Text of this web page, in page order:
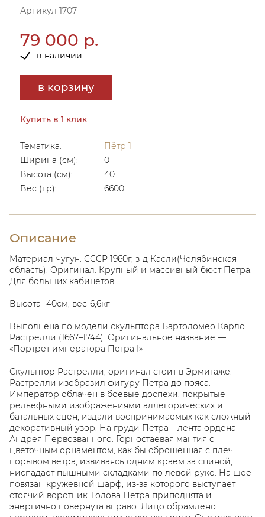
Артикул 1707
79 000 р.
в наличии
в корзину
Купить в 1 клик
Тематика:
Пётр 1
Ширина (см):
0
Высота (см):
40
Вес (гр):
6600
Описание
Материал-чугун. СССР 1960г, з-д Касли(Челябинская
область). Оригинал. Крупный и массивный бюст Петра.
Для больших кабинетов.
Высота- 40см; вес-6,6кг
Выполнена по модели скульптора Бартоломео Карло
Растрелли (1667–1744). Оригинальное название —
«Портрет императора Петра I»
Скульптор Растрелли, оригинал стоит в Эрмитаже.
Растрелли изобразил фигуру Петра до пояса.
Император облачён в боевые доспехи, покрытые
рельефными изображениями аллегорических и
батальных сцен, издали воспринимаемых как сложный
декоративный узор. На груди Петра – лента ордена
Андрея Первозванного. Горностаевая мантия с
цветочным орнаментом, как бы сброшенная с плеч
порывом ветра, извиваясь одним краем за спиной,
ниспадает пышными складками по левой руке. На шее
повязан кружевной шарф, из-за которого выступает
стоячий воротник. Голова Петра приподнята и
энергично повёрнута вправо. Лицо обрамлено